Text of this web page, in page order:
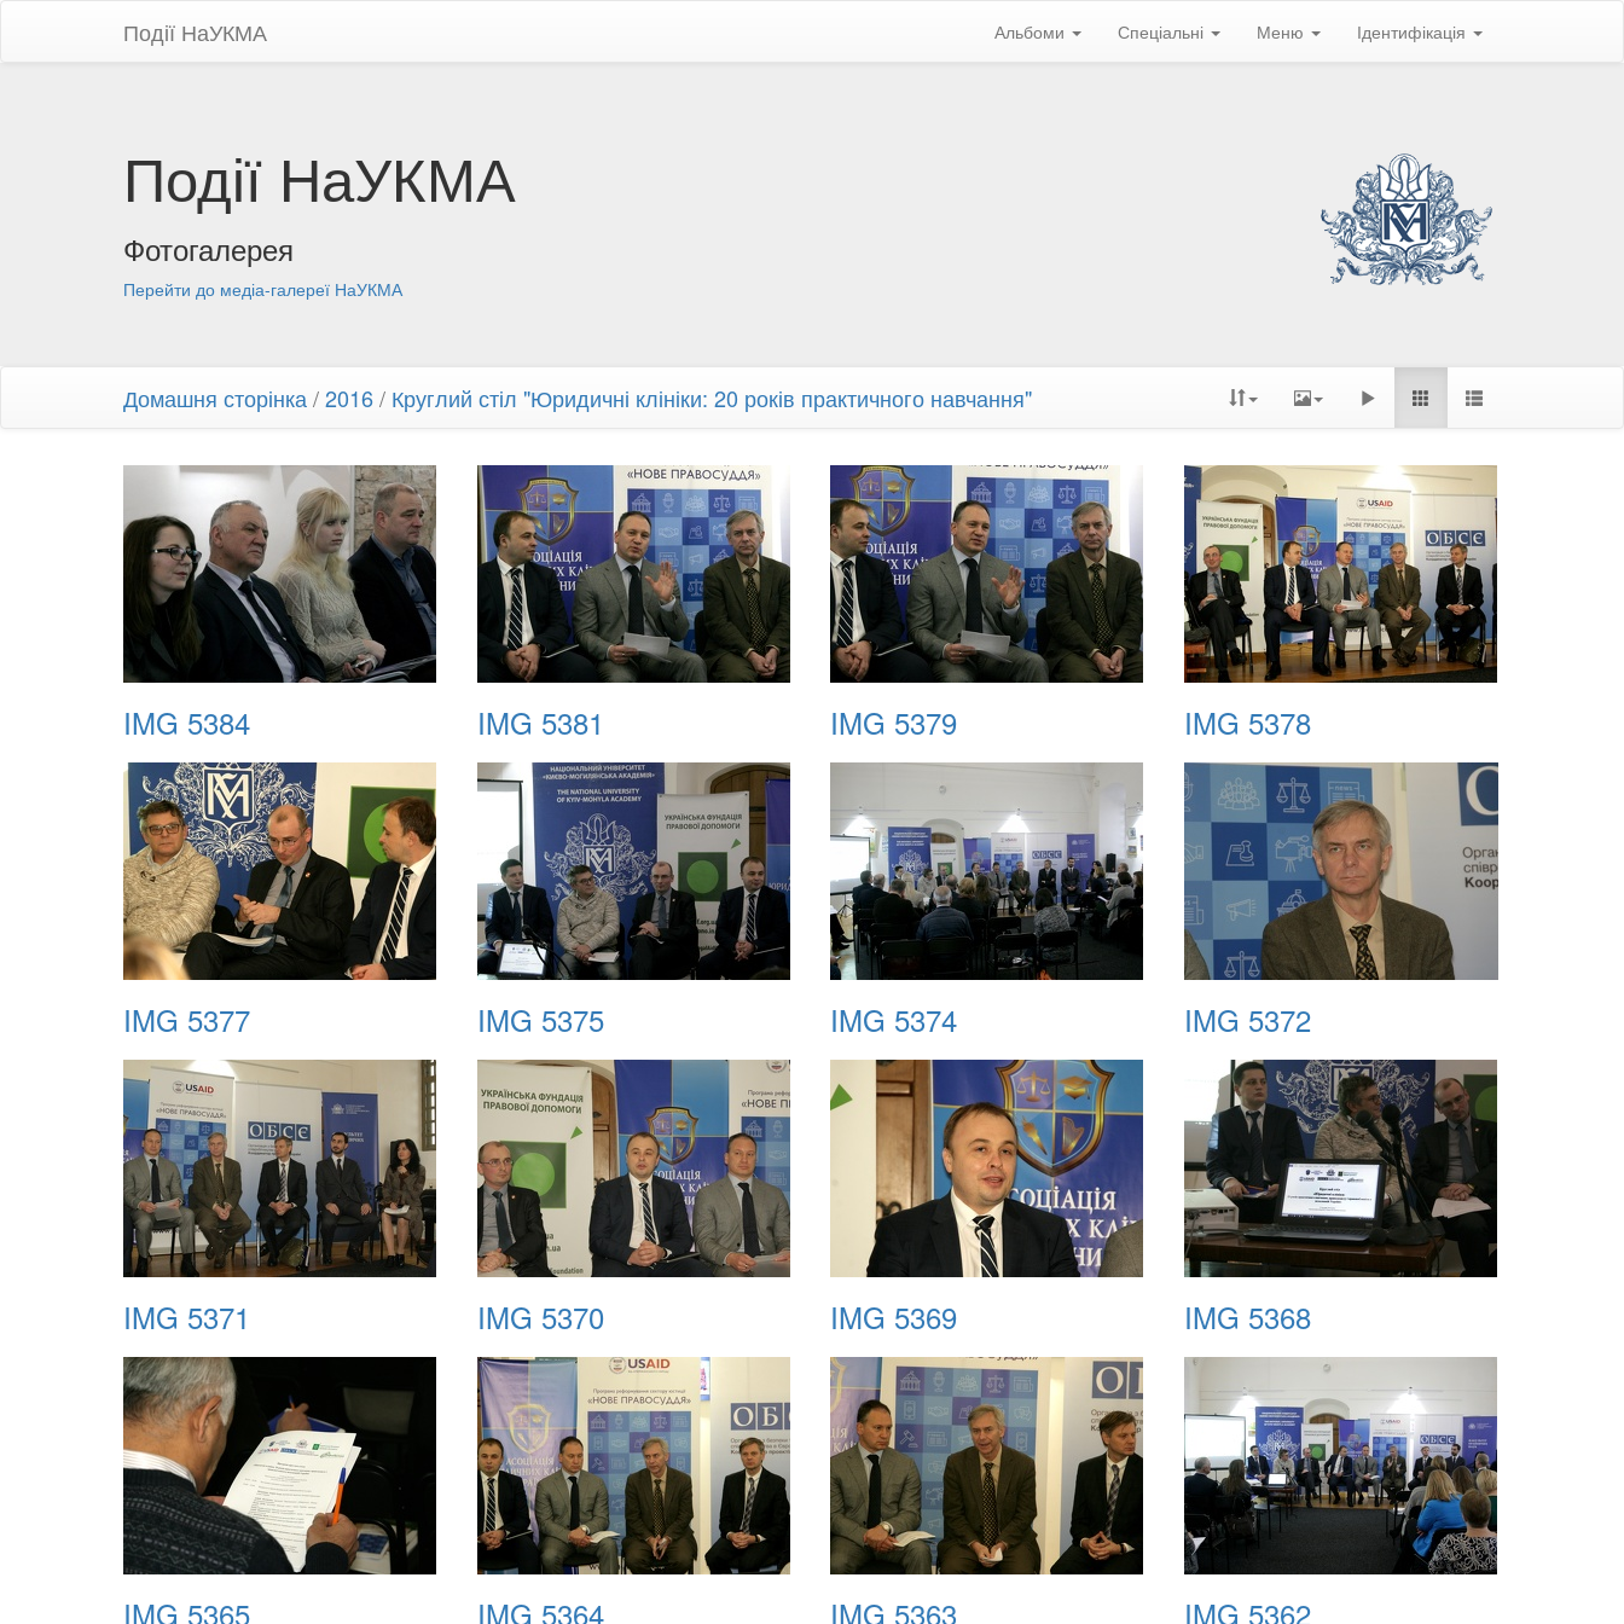
Події НаУКМА Альбоми Спеціальні Меню Ідентифікація
Події НаУКМА
Фотогалерея
Перейти до медіа-галереї НаУКМА
Домашня сторінка /2016/ Круглий стіл "Юридичні клініки: 20 років практичного навчання"
IMG 5384 IMG 5381 IMG 5379 IMG 5378
IMG 5377 IMG 5375 IMG 5374 IMG 5372
IMG 5371 IMG 5370 IMG 5369 IMG 5368
IMG 5365 IMG 5364 IMG 5363 IMG 5362